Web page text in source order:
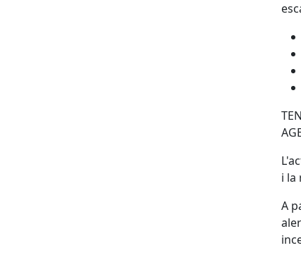
i la
A